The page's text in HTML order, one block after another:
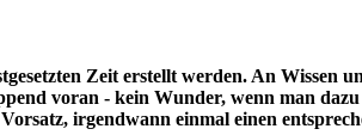
Zeit erstellt werden. An Wissen
voran - kein Wunder, wenn man
irgendwann einmal einen